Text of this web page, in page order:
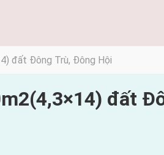
đất Đông Trù, Đông Hội
đất